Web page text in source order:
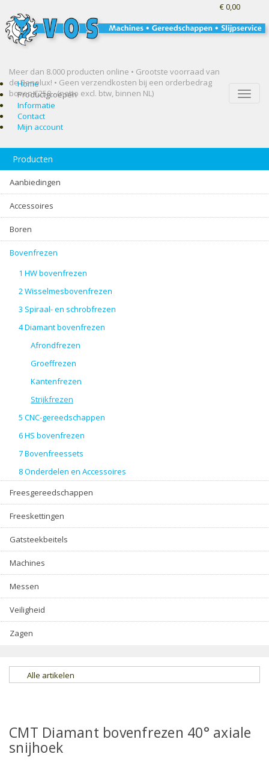
Meer dan 8.000 producten online • Grootste voorraad van
de Benelux! • Geen verzendkosten bij een orderbedrag
boven €250,- (netto excl. btw, binnen NL)
€ 0,00
Toggle
Home
Productgroepen
Informatie
Contact
Mijn account
Producten
Aanbiedingen
Accessoires
Boren
Bovenfrezen
1 HW bovenfrezen
2 Wisselmesbovenfrezen
3 Spiraal- en schrobfrezen
4 Diamant bovenfrezen
Afrondfrezen
Groeffrezen
Kantenfrezen
Strijkfrezen
5 CNC-gereedschappen
6 HS bovenfrezen
7 Bovenfreessets
8 Onderdelen en Accessoires
Freesgereedschappen
Freeskettingen
Gatsteekbeitels
Machines
Messen
Veiligheid
Zagen
Alle artikelen
CMT Diamant bovenfrezen 40° axiale
snijhoek